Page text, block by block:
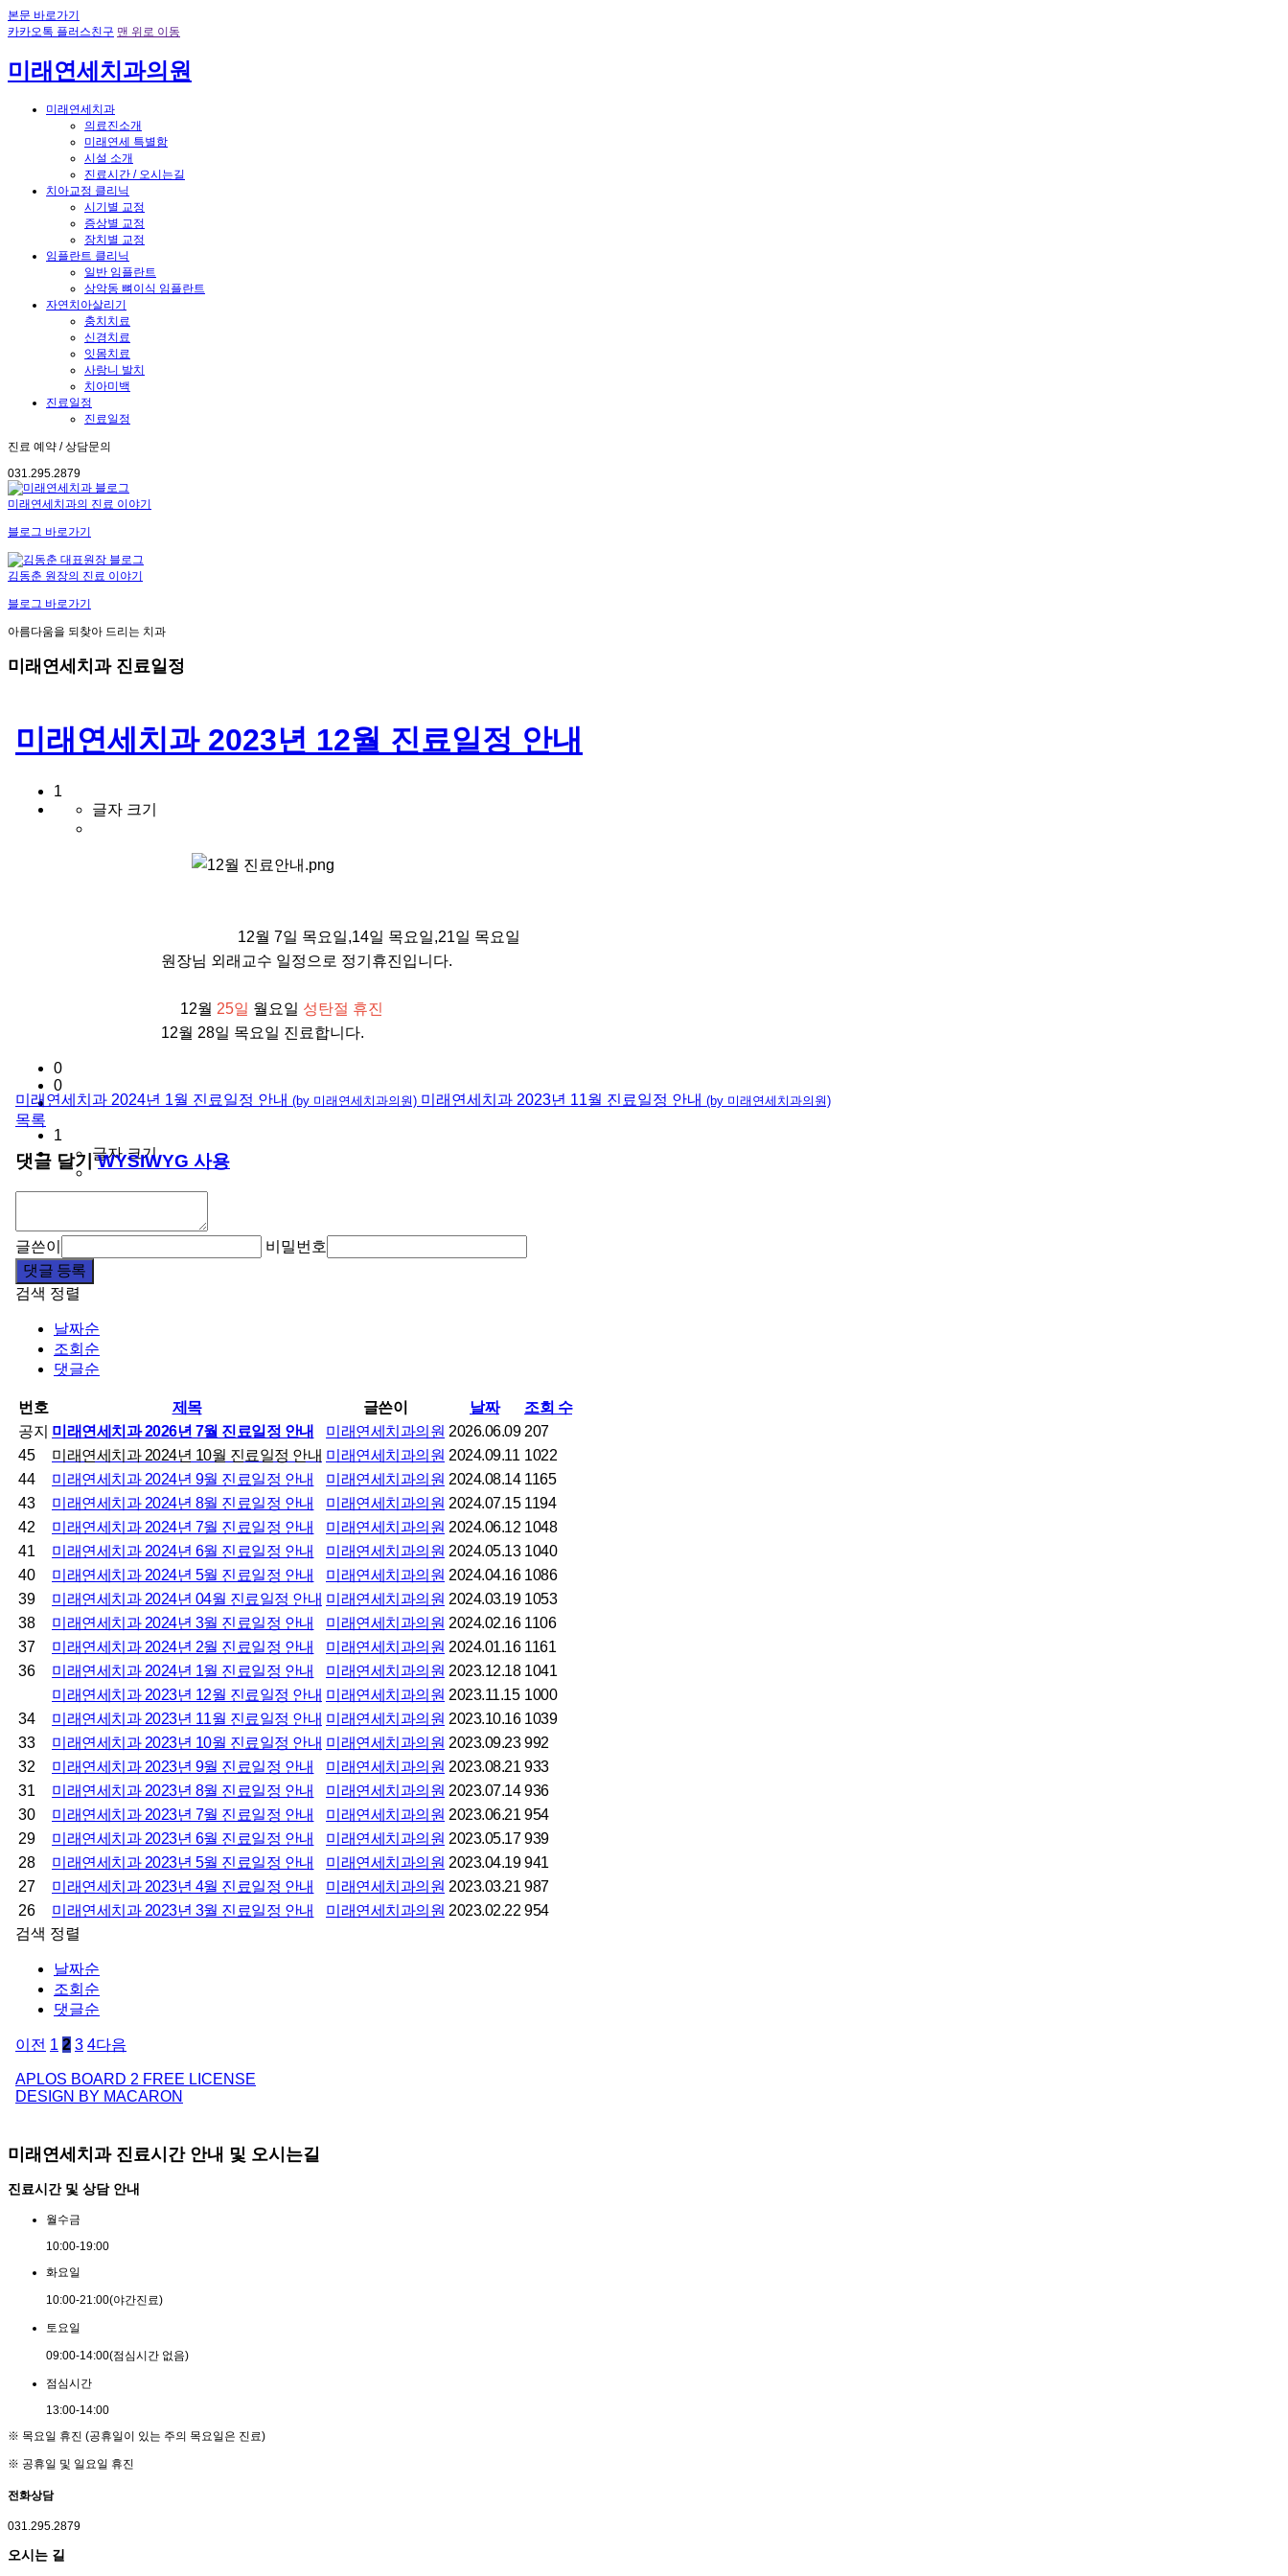
본문 바로가기
카카오톡 플러스친구 맨 위로 이동
미래연세치과의원
미래연세치과
의료진소개
미래연세 특별함
시설 소개
진료시간 / 오시는길
치아교정 클리닉
시기별 교정
증상별 교정
장치별 교정
임플란트 클리닉
일반 임플란트
상악동 뼈이식 임플란트
자연치아살리기
충치치료
신경치료
잇몸치료
사랑니 발치
치아미백
진료일정
진료일정
진료 예약 / 상담문의
031.295.2879
미래연세치과의 진료 이야기
블로그 바로가기
김동춘 원장의 진료 이야기
블로그 바로가기
아름다움을 되찾아 드리는 치과
미래연세치과 진료일정
미래연세치과 2023년 12월 진료일정 안내
1
글자 크기
12월 7일 목요일,14일 목요일,21일 목요일
원장님 외래교수 일정으로 정기휴진입니다.
12월 25일 월요일 성탄절 휴진
12월 28일 목요일 진료합니다.
0
0
1
글자 크기
미래연세치과 2024년 1월 진료일정 안내 (by 미래연세치과의원) 미래연세치과 2023년 11월 진료일정 안내 (by 미래연세치과의원)
목록
댓글 달기WYSIWYG 사용
글쓴이
비밀번호
댓글 등록
검색 정렬
날짜순
조회순
댓글순
번호 제목 글쓴이 날짜
조회 수
공지 미래연세치과 2026년 7월 진료일정 안내 미래연세치과의원 2026.06.09 207
45
미래연세치과 2024년 10월 진료일정 안내 미래연세치과의원 2024.09.11 1022
44
미래연세치과 2024년 9월 진료일정 안내 미래연세치과의원 2024.08.14 1165
43
미래연세치과 2024년 8월 진료일정 안내 미래연세치과의원 2024.07.15 1194
42
미래연세치과 2024년 7월 진료일정 안내 미래연세치과의원 2024.06.12 1048
41
미래연세치과 2024년 6월 진료일정 안내 미래연세치과의원 2024.05.13 1040
40
미래연세치과 2024년 5월 진료일정 안내 미래연세치과의원 2024.04.16 1086
39
미래연세치과 2024년 04월 진료일정 안내 미래연세치과의원 2024.03.19 1053
38
미래연세치과 2024년 3월 진료일정 안내 미래연세치과의원 2024.02.16 1106
37
미래연세치과 2024년 2월 진료일정 안내 미래연세치과의원 2024.01.16 1161
36
미래연세치과 2024년 1월 진료일정 안내 미래연세치과의원 2023.12.18 1041
미래연세치과 2023년 12월 진료일정 안내 미래연세치과의원 2023.11.15 1000
34
미래연세치과 2023년 11월 진료일정 안내 미래연세치과의원 2023.10.16 1039
33
미래연세치과 2023년 10월 진료일정 안내 미래연세치과의원 2023.09.23 992
32
미래연세치과 2023년 9월 진료일정 안내 미래연세치과의원 2023.08.21 933
31
미래연세치과 2023년 8월 진료일정 안내 미래연세치과의원 2023.07.14 936
30
미래연세치과 2023년 7월 진료일정 안내 미래연세치과의원 2023.06.21 954
29
미래연세치과 2023년 6월 진료일정 안내 미래연세치과의원 2023.05.17 939
28
미래연세치과 2023년 5월 진료일정 안내 미래연세치과의원 2023.04.19 941
27
미래연세치과 2023년 4월 진료일정 안내 미래연세치과의원 2023.03.21 987
26
미래연세치과 2023년 3월 진료일정 안내 미래연세치과의원 2023.02.22 954
검색 정렬
날짜순
조회순
댓글순
이전 1 2 3 4다음
APLOS BOARD 2 FREE LICENSE
DESIGN BY MACARON
미래연세치과 진료시간 안내 및 오시는길
진료시간 및 상담 안내
월 수금
10:00-19:00
화요일
10:00-21:00(야간진료)
토요일
09:00-14:00(점심시간 없음)
점심시 간
13:00-14:00
※ 목요일 휴진 (공휴일이 있는 주의 목요일은 진료)
※ 공휴일 및 일요일 휴진
전화상담
031.295.2879
오시는 길